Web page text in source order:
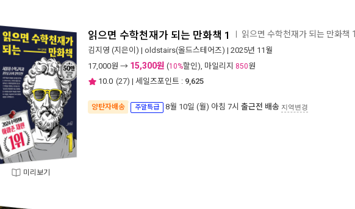
미리보기
읽으면 수학천재가 되는 만화책 1 읽으면 수학천재가 되는 만화책 1
김지영 (지은이) | oldstairs(올드스테어즈) | 2025년 11월
17,000원 → 15,300원 (10%할인), 마일리지 850원
10.0 (27) | 세일즈포인트 : 9,625
양탄자배송 주말특급 8월 10일 (월) 아침 7시 출근전 배송 지역변경